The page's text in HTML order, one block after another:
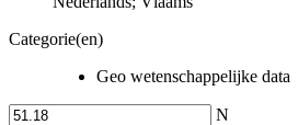
Categorie(en)
Geo wetenschappelijke data
N